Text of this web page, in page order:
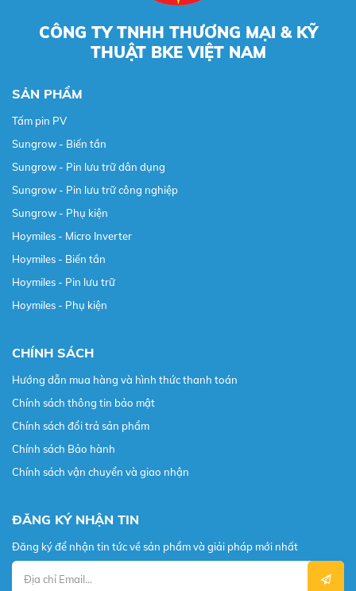
CÔNG TY TNHH THƯƠNG MẠI & KỸ
THUẬT BKE VIỆT NAM
SẢN PHẨM
Tấm pin PV
Sungrow - Biến tần
Sungrow - Pin lưu trữ dân dụng
Sungrow - Pin lưu trữ công nghiệp
Sungrow - Phụ kiện
Hoymiles - Micro Inverter
Hoymiles - Biến tần
Hoymiles - Pin lưu trữ
Hoymiles - Phụ kiện
CHÍNH SÁCH
Hướng dẫn mua hàng và hình thức thanh toán
Chính sách thông tin bảo mật
Chính sách đổi trả sản phẩm
Chính sách Bảo hành
Chính sách vận chuyển và giao nhận
ĐĂNG KÝ NHẬN TIN
Đăng ký để nhận tin tức về sản phẩm và giải pháp mới nhất